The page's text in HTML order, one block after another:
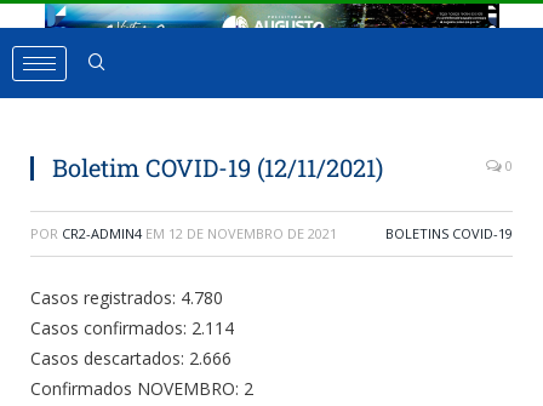
Boletim COVID-19 (12/11/2021) 0
POR CR2-ADMIN4 EM 12 DE NOVEMBRO DE 2021 BOLETINS COVID-19
Casos registrados: 4.780
Casos confirmados: 2.114
Casos descartados: 2.666
Confirmados NOVEMBRO: 2